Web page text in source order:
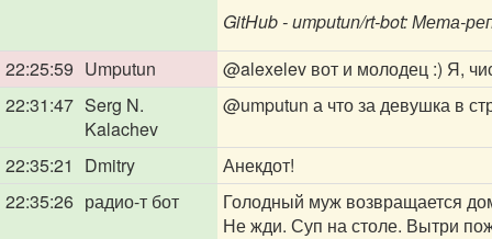
GitHub - umputun/rt-bot: Мета-
22:25:59 Umputun @alexelev вот и молодец :) Я,
22:31:47 Serg N.
Kalachev
@umputun а что за девушка в
22:35:21 Dmitry
Анекдот!
22:35:26 радио-т бот
Голодный муж возвращается
Не жди. Суп на столе. Вытри